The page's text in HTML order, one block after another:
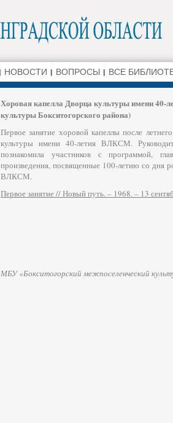
НОВОСТИ ВОПРОСЫ ВСЕ
Хоровая капелла Дворца культуры имени 40-
культуры Бокситогорского района)
Первое занятие хоровой капеллы после
культуры имени 40-летия ВЛКСМ.
познакомила участников с программой,
произведения, посвященные 100-летию со дня
ВЛКСМ.
Первое занятие // Новый путь. – 1968. – 13
МБУ «Бокситогорский межпоселенческий